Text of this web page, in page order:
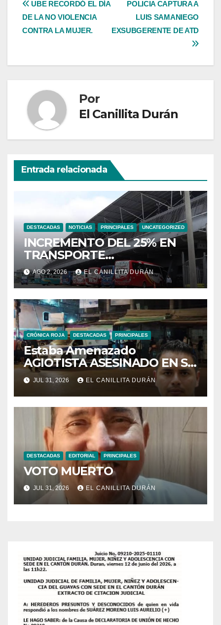
Navegación
de
POLICIA CAPTURA A
LUIS SAMANIEGO
EXSUBGERENTE DE ATD
UBE RECORDÓ EL DÍA
DE LA NO VIOLENCIA
CONTRA LA MUJER.
Por
El Canillita Durán
Entrada relacionada
DESTACADAS NOTICIAS PRINCIPALES UNCATEGORIZED
INCREMENTO DEL 25% EN
TRANSPORTE
INTERPROVINCIAL NO
INCLUYE A TRANPORTISTAS
URBANOS
INTERCANTONALES.
AGO 2, 2026 EL CANILLITA DURÁN
CRÓNICA ROJA DESTACADAS PRINCIPALES
Estaba Amenazado
AGIOTISTA ASESINADO EN SU
NEGOCIO
JUL 31, 2026 EL CANILLITA DURÁN
DESTACADAS EDITORIAL PRINCIPALES
VOTO MUERTO
JUL 31, 2026 EL CANILLITA DURÁN